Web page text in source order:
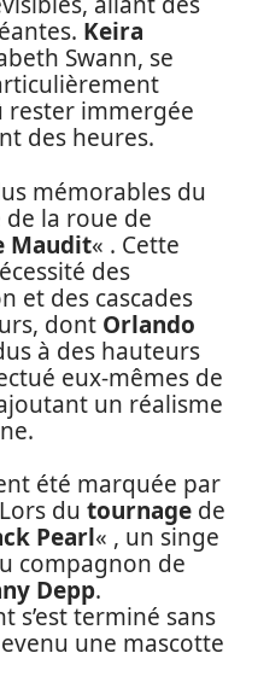
Keira
Swann, se
rester immergée
des heures.
mémorables du
de la roue de
Maudit« . Cette
des
et des cascades
dont Orlando
à des hauteurs
eux-mêmes de
un réalisme
été marquée par
du tournage de
Pearl« , un singe
compagnon de
Depp.
s’est terminé sans
une mascotte